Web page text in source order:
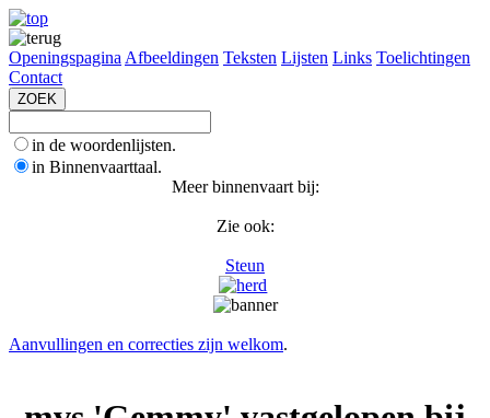
Openingspagina Afbeeldingen Teksten Lijsten Links Toelichtingen
Contact
in de woordenlijsten.
in Binnenvaarttaal.
Meer binnenvaart bij:
Zie ook:
Steun
Aanvullingen en correcties zijn welkom.